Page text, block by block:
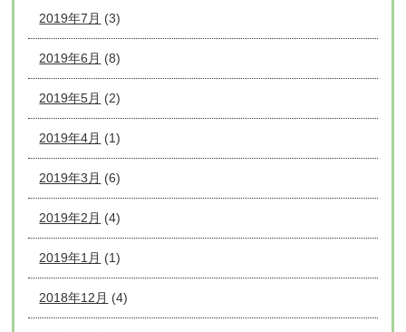
2019年7月 (3)
2019年6月 (8)
2019年5月 (2)
2019年4月 (1)
2019年3月 (6)
2019年2月 (4)
2019年1月 (1)
2018年12月 (4)